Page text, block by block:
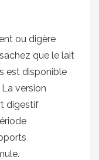
ou digère
que le lait
est disponible
version
digestif